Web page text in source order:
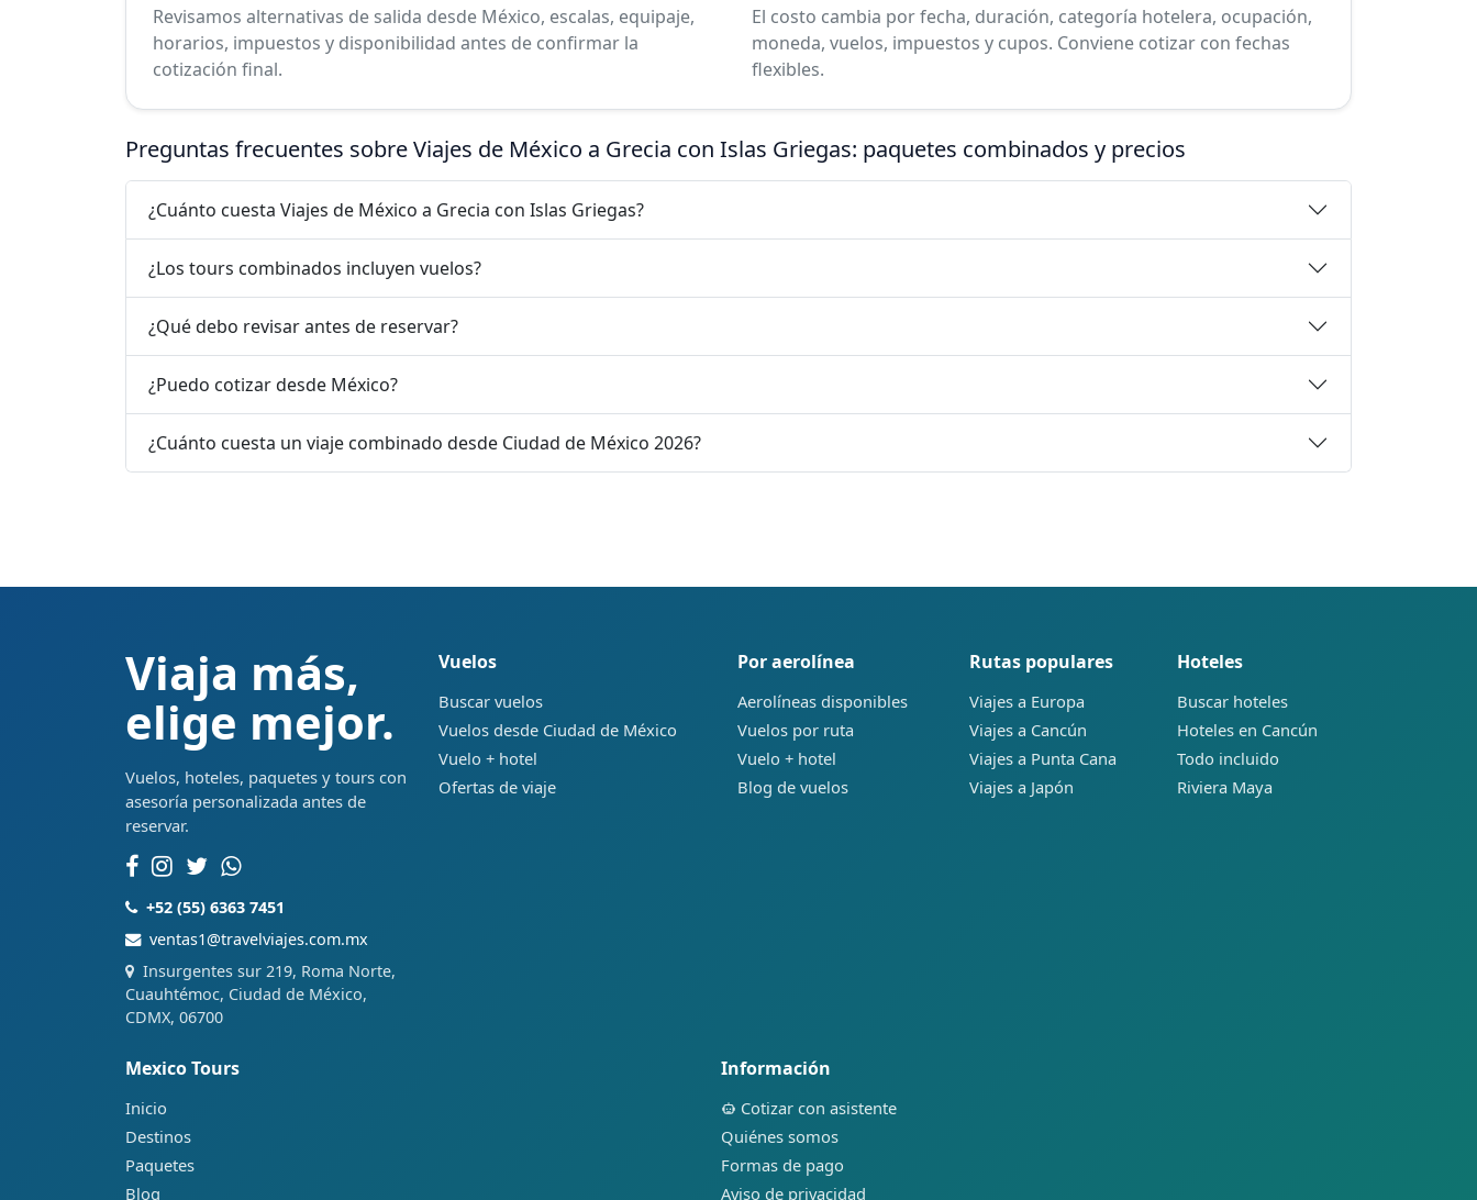
Revisamos alternativas de salida desde México, escalas, equipaje,
horarios, impuestos y disponibilidad antes de confirmar la
cotización final.
El costo cambia por fecha, duración, categoría hotelera, ocupación,
moneda, vuelos, impuestos y cupos. Conviene cotizar con fechas
flexibles.
Preguntas frecuentes sobre Viajes de México a Grecia con Islas Griegas: paquetes combinados y precios
¿Cuánto cuesta Viajes de México a Grecia con Islas Griegas?
¿Los tours combinados incluyen vuelos?
¿Qué debo revisar antes de reservar?
¿Puedo cotizar desde México?
¿Cuánto cuesta un viaje combinado desde Ciudad de México 2026?
Viaja más,
elige mejor.
Vuelos, hoteles, paquetes y tours con
asesoría personalizada antes de
reservar.
+52 (55) 6363 7451
ventas1@travelviajes.com.mx
Insurgentes sur 219, Roma Norte,
Cuauhtémoc, Ciudad de México,
CDMX, 06700
Vuelos
Buscar vuelos
Vuelos desde Ciudad de México
Vuelo + hotel
Ofertas de viaje
Por aerolínea
Aerolíneas disponibles
Vuelos por ruta
Vuelo + hotel
Blog de vuelos
Rutas populares
Viajes a Europa
Viajes a Cancún
Viajes a Punta Cana
Viajes a Japón
Hoteles
Buscar hoteles
Hoteles en Cancún
Todo incluido
Riviera Maya
Mexico Tours
Inicio
Destinos
Paquetes
Blog
Información
Cotizar con asistente
Quiénes somos
Formas de pago
Aviso de privacidad